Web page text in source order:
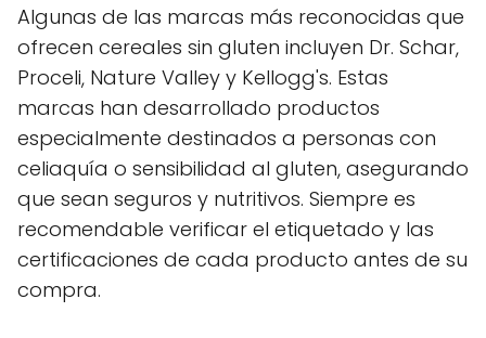
Algunas de las marcas más reconocidas que
ofrecen cereales sin gluten incluyen Dr. Schar,
Proceli, Nature Valley y Kellogg's. Estas
marcas han desarrollado productos
especialmente destinados a personas con
celiaquía o sensibilidad al gluten, asegurando
que sean seguros y nutritivos. Siempre es
recomendable verificar el etiquetado y las
certificaciones de cada producto antes de su
compra.